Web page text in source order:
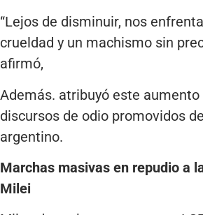
“Lejos de disminuir, nos
crueldad y un machismo sin
afirmó,
Además. atribuyó este aumento
discursos de odio promovidos
argentino.
Marchas masivas en repudio a
Milei